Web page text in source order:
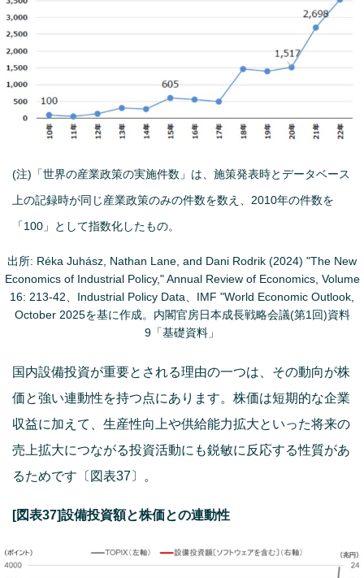
(注)「世界の産業政策の実施件数」は、施策発表時とデータベース
上の記録時が同じ産業政策のみの件数を数え、2010年の件数を
「100」として指数化したもの。
出所: Réka Juhász, Nathan Lane, and Dani Rodrik (2024) "The New
Economics of Industrial Policy," Annual Review of Economics, Volume
16: 213-42、Industrial Policy Data、IMF "World Economic Outlook,
October 2025を基に作成。内閣官房日本成長戦略会議(第1回)資料
9「基礎資料」
国内設備投資が重要とされる理由の一つは、その動向が株
価と強い連動性を持つ点にあります。株価は短期的な企業
収益に加えて、生産性向上や供給能力拡大といった将来の
売上拡大につながる投資活動にも鋭敏に反応する性質があ
るためです〔図表37〕。
[図表37]設備投資額と株価との連動性